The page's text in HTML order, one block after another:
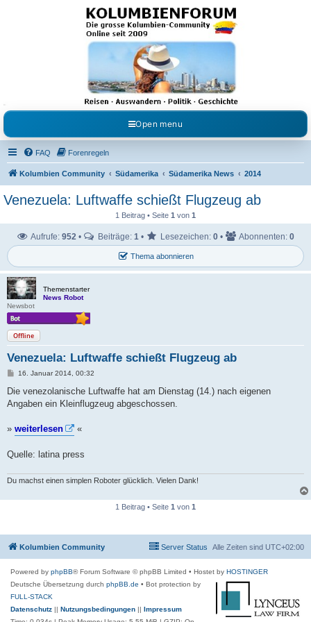
Kolumbienforum - Das
grosse Forum der
Freunde Kolumbiens
Reisen, Auswandern, Kultur, Politik, Geschichte und Visum in Kolumbien und Venezuela.
Austausch, Erfahrungen und Gemeinschaft im Kolumbienforum
Open menu
FAQ Forenregeln
Kolumbien Community Südamerika Südamerika News 2014
Venezuela: Luftwaffe schießt Flugzeug ab
1 Beitrag • Seite 1 von 1
Thema abonnieren
Aufrufe: 952 • Beiträge: 1 • Lesezeichen: 0 • Abonnenten: 0
Themenstarter
News Robot
Newsbot
Offline
Venezuela: Luftwaffe schießt Flugzeug ab
B
i
r
16. Januar 2014, 00:32
Die venezolanische Luftwaffe hat am Dienstag (14.) nach eigenen
Angaben ein Kleinflugzeug abgeschossen.
» weiterlesen «
Quelle: latina press
Du machst einen simplen Roboter glücklich. Vielen Dank!
1 Beitrag • Seite 1 von 1
Kolumbien Community Alle Zeiten sind UTC+02:00
Server Status
Powered by phpBB® Forum Software © phpBB Limited • Hostet by HOSTINGER
Deutsche Übersetzung durch phpBB.de • Bot protection by
FULL-STACK
Datenschutz || Nutzungsbedingungen || Impressum